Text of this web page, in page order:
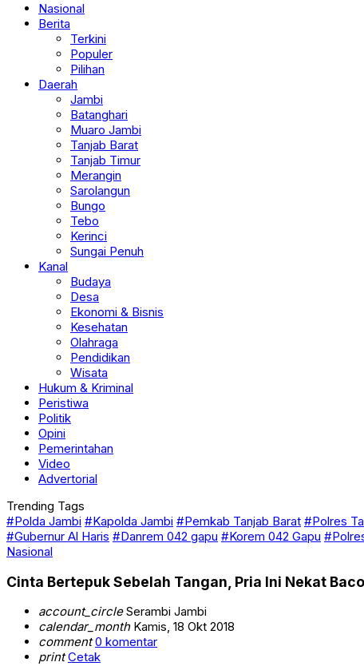
Nasional
Berita
Terkini
Populer
Pilihan
Daerah
Jambi
Batanghari
Muaro Jambi
Tanjab Barat
Tanjab Timur
Merangin
Sarolangun
Bungo
Tebo
Kerinci
Sungai Penuh
Kanal
Budaya
Desa
Ekonomi & Bisnis
Kesehatan
Olahraga
Pendidikan
Wisata
Hukum & Kriminal
Peristiwa
Politik
Opini
Pemerintahan
Video
Advertorial
Trending Tags
#Polda Jambi #Kapolda Jambi #Pemkab Tanjab Barat #Polres
#Gubernur Al Haris #Danrem 042 gapu #Korem 042 Gapu
Nasional
Cinta Bertepuk Sebelah Tangan, Pria Ini Nekat
account_circleSerambi Jambi
calendar_monthKamis, 18 Okt 2018
comment 0 komentar
print Cetak